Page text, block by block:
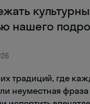
нашего
традиций, где
неуместная